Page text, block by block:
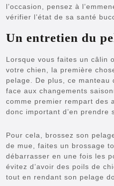
l’occasion, pensez à
vérifier l’état de sa santé
Un entretien du
Lorsque vous faites un câlin
votre chien, la première
pelage. De plus, ce
face aux changements
comme premier rempart des
donc important d’en prendre
Pour cela, brossez son
de mue, faites un brossage
débarrasser en une fois les
évitez d’avoir des poils de
tout en rendant son pelage